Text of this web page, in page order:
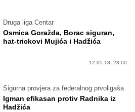
Druga liga Centar
Osmica Goražda, Borac siguran,
hat-trickovi Mujića i Hadžića
12.05.18. 23:00
Sigurna provjera za federalnog prvoligaša
Igman efikasan protiv Radnika iz
Hadžića